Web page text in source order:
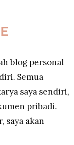
blog personal
Semua
saya sendiri,
pribadi.
saya akan